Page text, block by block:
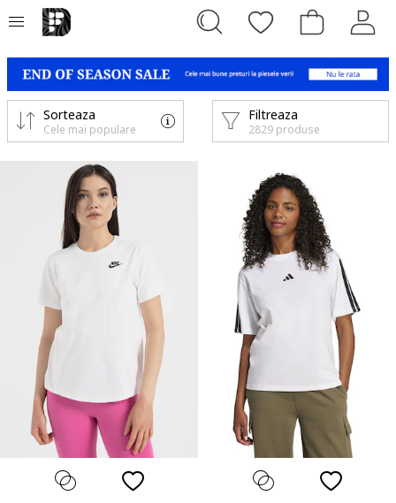
Filtreaza
2829 produse
Sorteaza
Cele mai populare